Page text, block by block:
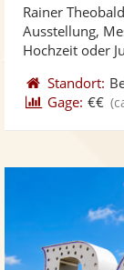
Rainer
Ausstellung,
Hochzeit oder
Standort:
Gage: €€